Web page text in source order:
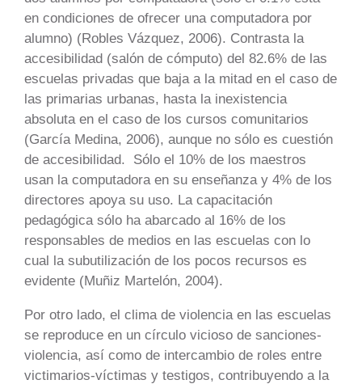
en condiciones de ofrecer una computadora por
alumno) (Robles Vázquez, 2006). Contrasta la
accesibilidad (salón de cómputo) del 82.6% de las
escuelas privadas que baja a la mitad en el caso de
las primarias urbanas, hasta la inexistencia
absoluta en el caso de los cursos comunitarios
(García Medina, 2006), aunque no sólo es cuestión
de accesibilidad. Sólo el 10% de los maestros
usan la computadora en su enseñanza y 4% de los
directores apoya su uso. La capacitación
pedagógica sólo ha abarcado al 16% de los
responsables de medios en las escuelas con lo
cual la subutilización de los pocos recursos es
evidente (Muñiz Martelón, 2004).
Por otro lado, el clima de violencia en las escuelas
se reproduce en un círculo vicioso de sanciones-
violencia, así como de intercambio de roles entre
victimarios-víctimas y testigos, contribuyendo a la